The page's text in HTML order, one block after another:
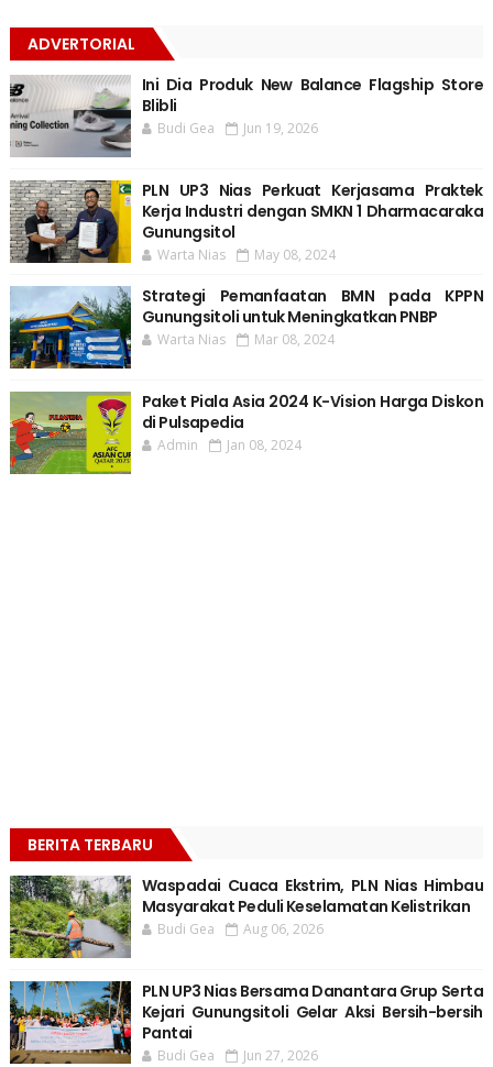
ADVERTORIAL
Ini Dia Produk New Balance Flagship Store
Blibli
Budi Gea Jun 19, 2026
PLN UP3 Nias Perkuat Kerjasama Praktek
Kerja Industri dengan SMKN 1 Dharmacaraka
Gunungsitol
Warta Nias May 08, 2024
Strategi Pemanfaatan BMN pada KPPN
Gunungsitoli untuk Meningkatkan PNBP
Warta Nias Mar 08, 2024
Paket Piala Asia 2024 K-Vision Harga Diskon
di Pulsapedia
Admin Jan 08, 2024
BERITA TERBARU
Waspadai Cuaca Ekstrim, PLN Nias Himbau
Masyarakat Peduli Keselamatan Kelistrikan
Budi Gea Aug 06, 2026
PLN UP3 Nias Bersama Danantara Grup Serta
Kejari Gunungsitoli Gelar Aksi Bersih-bersih
Pantai
Budi Gea Jun 27, 2026